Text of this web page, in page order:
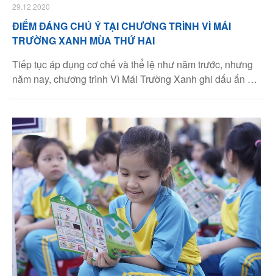
29.12.2020
ĐIỂM ĐÁNG CHÚ Ý TẠI CHƯƠNG TRÌNH VÌ MÁI
TRƯỜNG XANH MÙA THỨ HAI
Tiếp tục áp dụng cơ chế và thể lệ như năm trước, nhưng
năm nay, chương trình Vì Mái Trường Xanh ghi dấu ấn bởi